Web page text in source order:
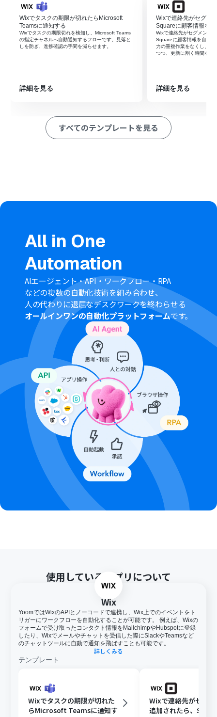
はじめに、WixとMicrosoft TeamsをYoomと連携しま
す。
次に、トリガーでWixを選択し、「受信トレイメッセージ
を受信したら」というアクションを設定します。
最後に、オペレーションでMicrosoft Teamsの「チャネ
ルにメッセージを送る」アクションを設定し、Wixで受信
ペレーション」：トリガー起動後、フロー内で処理を行うアク
■このワークフローのカスタムポイント
Microsoft Teamsのオペレーション設定では、通知を送
信したいチームIDおよびチャネルIDを任意で設定してく
■注意事項
般法人向けプラン（Microsoft365 Business）があり、一
般法人向けプランに加入していない場合には認証に失敗
する可能性があります。
Wixでタスクの期限が切れたらMicrosoft
Teamsに通知する
Wixでタスクの期限切れを検知し、Microsoft Teams
の指定チャネルへ自動通知するフローです。見落と
しを防ぎ、進捗確認の手間を減らせます。
詳細を見る
Wixで連絡先がセグメ
Squareに顧客情報を
Wixで連絡先がセグメント
Squareに顧客情報を自動
力の重複作業をなくし、登
つつ、更新に割く時間を他
詳細を見る
すべてのテンプレートを見る
All in One
Automation
AIエージェント・API・ワークフロー・RPA
などの複数の自動化技術を組み合わせ、
人の代わりに退屈なデスクワークを終わらせる
オールインワンの自動化プラットフォームです。
使用しているアプリについて
Wix
YoomではWixのAPIとノーコードで連携し、Wix上でのイベントをト
リガーにワークフローを自動化することが可能です。 例えば、Wixの
フォームで受け取ったコンタクト情報をMailchimpやHubspotに登録
したり、Wixでメールやチャットを受信した際にSlackやTeamsなど
のチャットツールに自動で通知を飛ばすことも可能です。
詳しくみる
テンプレート
Wixでタスクの期限が切れた
らMicrosoft Teamsに通知す
Wixで連絡先がセグ
追加されたら、